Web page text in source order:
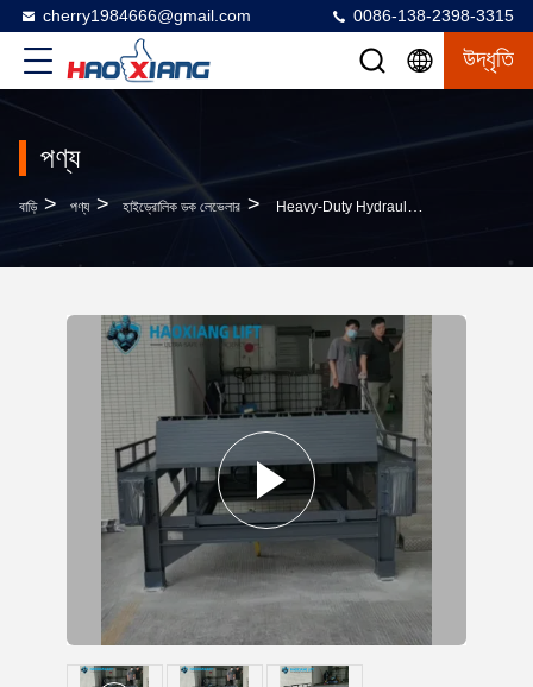
cherry1984666@gmail.com 0086-138-2398-3315
উদ্ধৃতি
পণ্য
বাড়ি > পণ্য > হাইড্রোলিক ডক লেভেলার > Heavy-Duty Hydraulic Dock Leveler 7T-19T Wear-Resistant Cargo Transition Plate Mechanical Loading Steel Structure